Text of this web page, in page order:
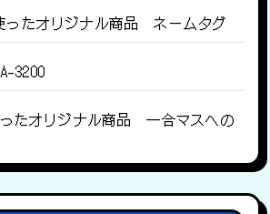
ったオリジナル商品 ネームタグ
3200
ったオリジナル商品 一合マスへの